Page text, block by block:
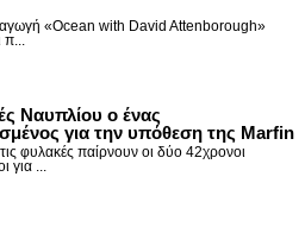
«Ocean with David Attenborough»
Ναυπλίου ο ένας
για την υπόθεση της Marfin
φυλακές παίρνουν οι δύο 42χρονοι
για ...